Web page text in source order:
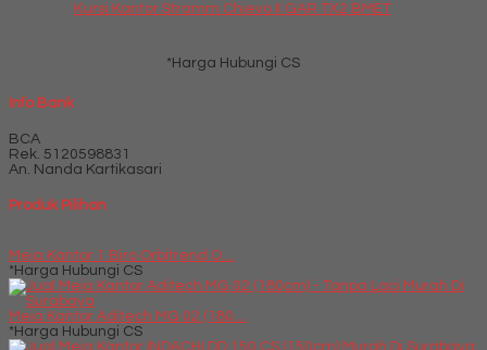
Kursi Kantor Stramm Chievo II GAR TX2 BMET
*Harga Hubungi CS
Info Bank
BCA
Rek. 5120598831
An. Nanda Kartikasari
Produk Pilihan
Meja Kantor 1 Biro Orbitrend O....
*Harga Hubungi CS
Meja Kantor Aditech MG 02 (180....
*Harga Hubungi CS